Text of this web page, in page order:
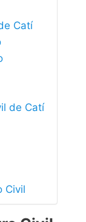
Catí
de Catí
Civil